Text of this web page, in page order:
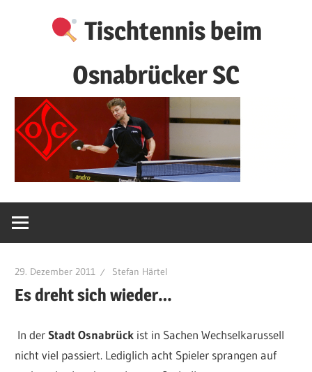
Tischtennis beim
Osnabrücker SC
29. Dezember 2011 Stefan Härtel
Es dreht sich wieder…
In derStadt Osnabrück ist in Sachen Wechselkarussell
nicht viel passiert. Lediglich acht Spieler sprangen auf